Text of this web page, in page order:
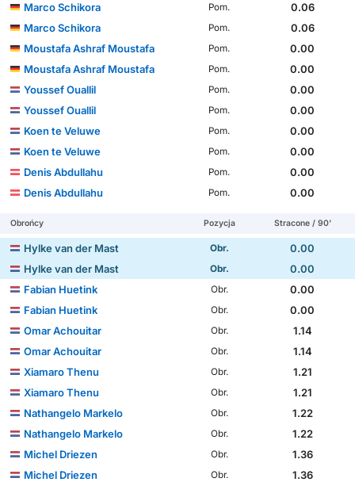
Marco Schikora
Pom.
0.06
Marco Schikora
Pom.
0.06
Moustafa Ashraf Moustafa
Pom.
0.00
Moustafa Ashraf Moustafa
Pom.
0.00
Youssef Ouallil
Pom.
0.00
Youssef Ouallil
Pom.
0.00
Koen te Veluwe
Pom.
0.00
Koen te Veluwe
Pom.
0.00
Denis Abdullahu
Pom.
0.00
Denis Abdullahu
Pom. 0.00
Obrońcy Pozycja Stracone / 90'
Hylke van der Mast Obr.
0.00
Hylke van der Mast
Obr.
0.00
Fabian Huetink
Obr.
0.00
Fabian Huetink
Obr.
0.00
Omar Achouitar
Obr.
1.14
Omar Achouitar
Obr.
1.14
Xiamaro Thenu
Obr.
1.21
Xiamaro Thenu
Obr.
1.21
Nathangelo Markelo
Obr.
1.22
Nathangelo Markelo
Obr.
1.22
Michel Driezen
Obr.
1.36
Michel Driezen
Obr.
1.36